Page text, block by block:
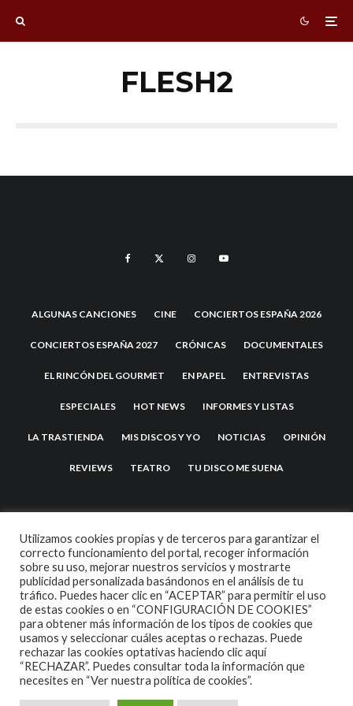
FLESH2
ALGUNAS CANCIONES CINE CONCIERTOS ESPAÑA 2026
CONCIERTOS ESPAÑA 2027 CRÓNICAS DOCUMENTALES
EL RINCÓN DEL GOURMET EN PAPEL ENTREVISTAS
ESPECIALES HOT NEWS INFORMES Y LISTAS
LA TRASTIENDA MIS DISCOS Y YO NOTICIAS OPINIÓN
REVIEWS TEATRO TU DISCO ME SUENA
2007 COPYRIGHT -CODETIPITHEME
Utilizamos cookies propias y de terceros para garantizar el
correcto funcionamiento del portal, recoger información
sobre su uso, mejorar nuestros servicios y mostrarte
publicidad personalizada basándonos en el análisis de tu
tráfico. Puedes hacer clic en “ACEPTAR” para permitir el uso
de estas cookies o en “CONFIGURACIÓN DE COOKIES”
para obtener más información de los tipos de cookies que
usamos y seleccionar cuáles aceptas o rechazas. Puede
rechazar las cookies optativas haciendo clic aquí
“RECHAZAR”. Puedes consultar toda la información que
necesites en “Ver nuestra política de cookies”.